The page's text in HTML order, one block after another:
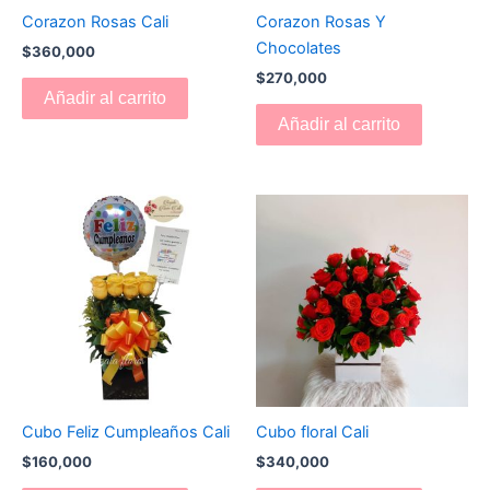
Corazon Rosas Cali
$360,000
Añadir al carrito
Corazon Rosas Y
Chocolates
$270,000
Añadir al carrito
Cubo Feliz Cumpleaños Cali
$160,000
Cubo floral Cali
$340,000